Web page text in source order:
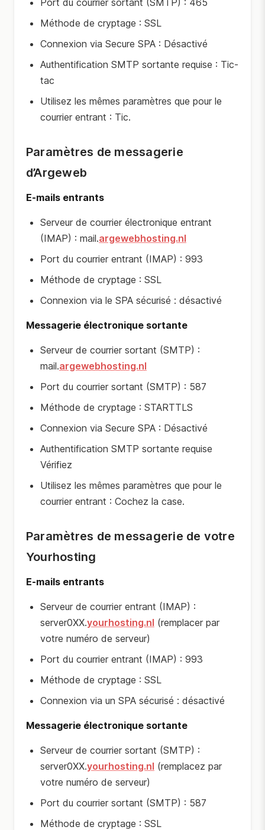
Port du courrier sortant (SMTP) : 465
Méthode de cryptage : SSL
Connexion via Secure SPA : Désactivé
Authentification SMTP sortante requise : Tic-
tac
Utilisez les mêmes paramètres que pour le
courrier entrant : Tic.
Paramètres de messagerie
d’Argeweb
E-mails entrants
Serveur de courrier électronique entrant
(IMAP) : mail.argewebhosting.nl
Port du courrier entrant (IMAP) : 993
Méthode de cryptage : SSL
Connexion via le SPA sécurisé : désactivé
Messagerie électronique sortante
Serveur de courrier sortant (SMTP) :
mail.argewebhosting.nl
Port du courrier sortant (SMTP) : 587
Méthode de cryptage : STARTTLS
Connexion via Secure SPA : Désactivé
Authentification SMTP sortante requise
Vérifiez
Utilisez les mêmes paramètres que pour le
courrier entrant : Cochez la case.
Paramètres de messagerie de votre
Yourhosting
E-mails entrants
Serveur de courrier entrant (IMAP) :
server0XX.yourhosting.nl (remplacer par
votre numéro de serveur)
Port du courrier entrant (IMAP) : 993
Méthode de cryptage : SSL
Connexion via un SPA sécurisé : désactivé
Messagerie électronique sortante
Serveur de courrier sortant (SMTP) :
server0XX.yourhosting.nl (remplacez par
votre numéro de serveur)
Port du courrier sortant (SMTP) : 587
Méthode de cryptage : SSL